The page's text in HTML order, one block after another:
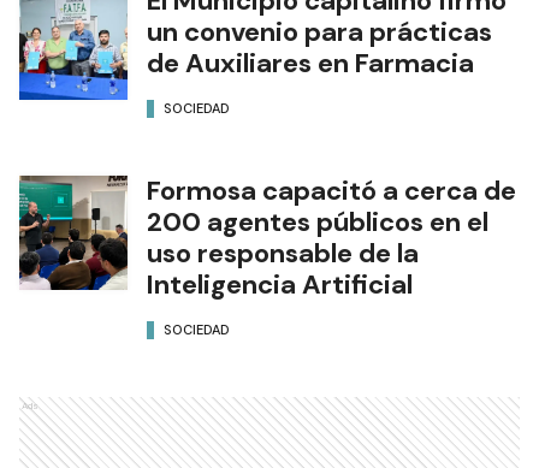
un convenio para prácticas
de Auxiliares en Farmacia
SOCIEDAD
Formosa capacitó a cerca de
200 agentes públicos en el
uso responsable de la
Inteligencia Artificial
SOCIEDAD
Ads